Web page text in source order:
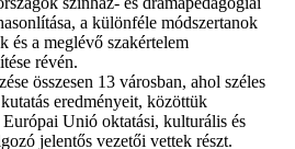
a különféle módszertanok
és a meglévő szakértelem
révén.
összesen 13 városban, ahol széles
eredményeit, közöttük
Unió oktatási, kulturális és
jelentős vezetői vettek részt.